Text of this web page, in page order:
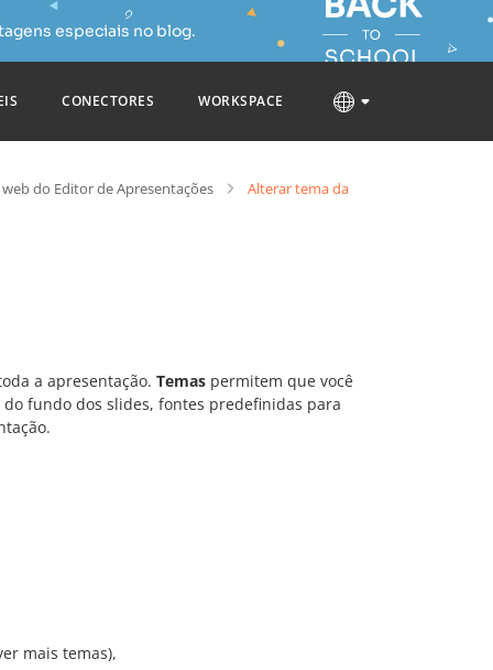
especiais no blog.
CONECTORES WORKSPACE
do Editor de Apresentações Alterar tema da
a apresentação. Temas permitem que você
fundo dos slides, fontes predefinidas para
mais temas),